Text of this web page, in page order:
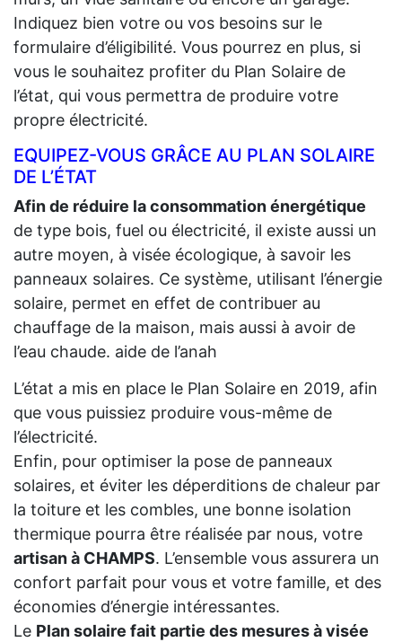
Indiquez bien votre ou vos besoins sur le
formulaire d’éligibilité. Vous pourrez en plus, si
vous le souhaitez profiter du Plan Solaire de
l’état, qui vous permettra de produire votre
propre électricité.
EQUIPEZ-VOUS GRÂCE AU PLAN SOLAIRE
DE L’ÉTAT
Afin de réduire la consommation énergétique
de type bois, fuel ou électricité, il existe aussi un
autre moyen, à visée écologique, à savoir les
panneaux solaires. Ce système, utilisant l’énergie
solaire, permet en effet de contribuer au
chauffage de la maison, mais aussi à avoir de
l’eau chaude. aide de l’anah
L’état a mis en place le Plan Solaire en 2019, afin
que vous puissiez produire vous-même de
l’électricité.
Enfin, pour optimiser la pose de panneaux
solaires, et éviter les déperditions de chaleur par
la toiture et les combles, une bonne isolation
thermique pourra être réalisée par nous, votre
artisan à CHAMPS. L’ensemble vous assurera un
confort parfait pour vous et votre famille, et des
économies d’énergie intéressantes.
Le Plan solaire fait partie des mesures à visée